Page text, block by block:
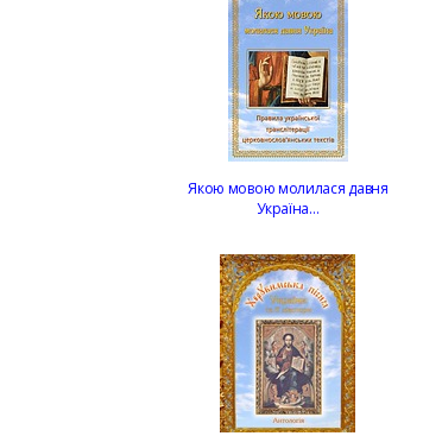
Якою мовою молилася давня
Україна…